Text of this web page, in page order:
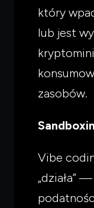
który
lub jest
zasobów.
Vibe
„działa”